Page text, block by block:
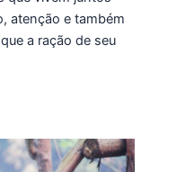
atenção e também
a ração de seu